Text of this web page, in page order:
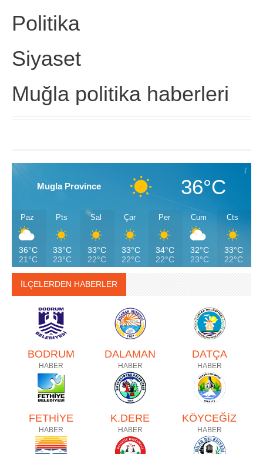
Politika
Siyaset
Muğla politika haberleri
Mugla Province 36°C
Paz
36°C
21°C
Pts
33°C
23°C
Sal
33°C
22°C
Çar
33°C
22°C
Per
34°C
22°C
Cum
32°C
23°C
Cts
33°C
22°C
İLÇELERDEN HABERLER
BODRUM
HABER
DALAMAN
HABER
DATÇA
HABER
FETHİYE
HABER
K.DERE
HABER
KÖYCEĞİZ
HABER